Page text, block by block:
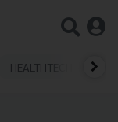
HEALTHTECH